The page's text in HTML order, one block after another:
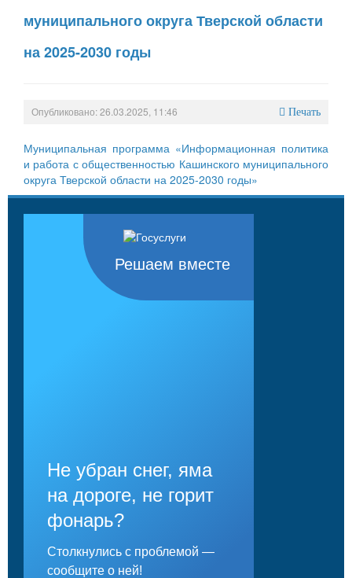
муниципального округа Тверской области
на 2025-2030 годы
Опубликовано: 26.03.2025, 11:46 Печать
Муниципальная программа «Информационная политика
и работа с общественностью Кашинского муниципального
округа Тверской области на 2025-2030 годы»
Решаем вместе
Не убран снег, яма
на дороге, не горит
фонарь?
Столкнулись с проблемой —
сообщите о ней!